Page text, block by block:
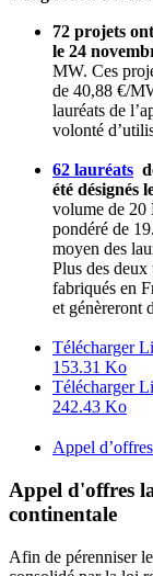
72 projets
le 24
MW. Ces
de 40,88 €/
lauréats de
volonté
62 lauréats
été désignés
volume de 20
pondéré de
moyen des
Plus des
fabriqués en
et génèreront
Télécharger
153.31 Ko
Télécharger
242.43 Ko
Appel
Appel d'offres
continentale
Afin de pérenniser